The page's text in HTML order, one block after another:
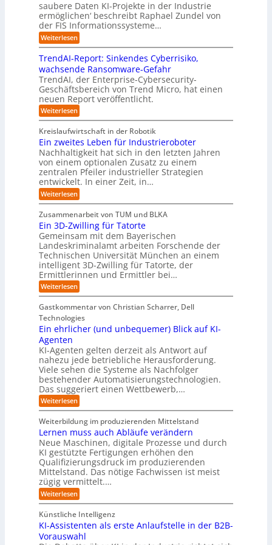
g
s
l
ö
s
u
n
g
e
n
i
e
a
u
t
o
m
a
t
i
s
i
e
r
u
n
g
u
s
i
n
s
s
E
c
o
s
y
s
t
e
m
o
n
F
o
r
m
w
a
y
s
b
e
i
ä
c
h
s
w
e
i
t
e
r
s
s
t
r
a
u
e
n
g
e
g
e
n
b
e
n
i
c
-
e
u
r
o
p
ä
c
h
n
R
o
u
t
e
H
e
r
s
t
e
l
r
n
h
i
l
f
t
b
e
i
d
e
r
O
r
i
e
n
i
e
r
u
n
g
saubere Daten KI-Projekte in der Industrie
ermöglichen‘ beschreibt Raphael Zundel von
der FIS Informationssysteme…
Weiterlesen:
I
n
d
u
s
t
r
i
a
l
A
I
i
n
S
P
:
W
i
e
s
a
u
b
e
r
e
D
a
e
n
K
I
P
r
o
j
e
k
t
e
i
d
e
r
I
n
d
u
s
t
r
e
e
TrendAI-Report: Sinkendes Cyberrisiko,
wachsende Ransomware-Gefahr
TrendAI, der Enterprise-Cybersecurity-
Geschäftsbereich von Trend Micro, hat einen
neuen Report veröffentlicht.
Weiterlesen:
T
r
e
n
d
A
-
R
e
p
o
t
:
S
i
n
k
e
n
d
e
C
y
e
r
r
i
s
i
k
o
w
a
c
h
s
e
n
d
e
R
a
n
s
o
Kreislaufwirtschaft in der Robotik
Ein zweites Leben für Industrieroboter
Nachhaltigkeit hat sich in den letzten Jahren
von einem optionalen Zusatz zu einem
zentralen Pfeiler industrieller Strategien
entwickelt. In einer Zeit, in…
Weiterlesen:
E
n
z
w
e
i
t
e
s
L
e
e
n
f
I
n
d
u
s
t
r
i
e
r
o
b
o
t
e
r
Zusammenarbeit von TUM und BLKA
Ein 3D-Zwilling für Tatorte
Gemeinsam mit dem Bayerischen
Landeskriminalamt arbeiten Forschende der
Technischen Universität München an einem
intelligent 3D-Zwilling für Tatorte, der
Ermittlerinnen und Ermittler bei…
Weiterlesen:
E
n
3
D
w
i
l
l
i
n
g
f
ü
r
T
a
t
o
r
t
e
Gastkommentar von Christian Scharrer, Dell
Technologies
Ein ehrlicher (und unbequemer) Blick auf KI-
Agenten
KI-Agenten gelten derzeit als Antwort auf
nahezu jede betriebliche Herausforderung.
Viele sehen die Systeme als Nachfolger
bestehender Automatisierungstechnologien.
Das suggeriert einen Wettbewerb,…
Weiterlesen:
E
n
e
h
r
l
i
c
h
e
r
u
n
d
Weiterbildung im produzierenden Mittelstand
Lernen muss auch Abläufe verändern
Neue Maschinen, digitale Prozesse und durch
KI gestützte Fertigungen erhöhen den
Qualifizierungsdruck im produzierenden
Mittelstand. Das nötige Fachwissen ist meist
zügig vermittelt.…
Weiterlesen:
L
e
r
n
e
Künstliche Intelligenz
KI-Assistenten als erste Anlaufstelle in der B2B-
Vorauswahl